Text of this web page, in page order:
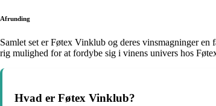
Afrunding
Samlet set er Føtex Vinklub og deres vinsmagninger
rig mulighed for at fordybe sig i vinens univers hos
Hvad er Føtex Vinklub?